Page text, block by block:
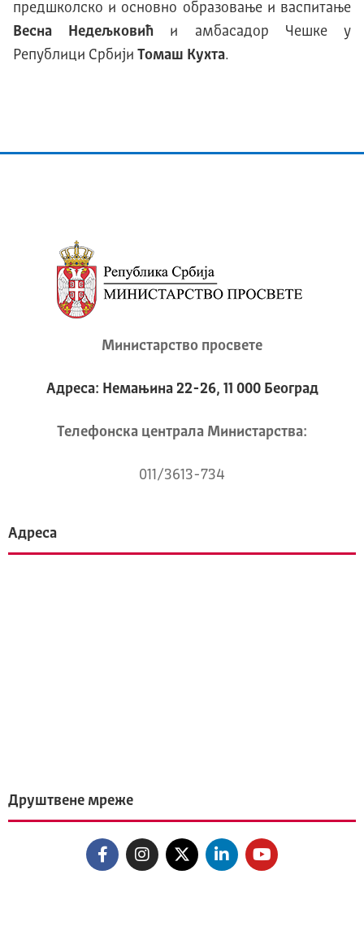
предшколско и основно образовање и васпитање
Весна Недељковић и амбасадор Чешке у
Републици Србији
Томаш Кухта.
Министарство просвете
Адреса: Немањина 22-26, 11 000 Београд
Телeфонска централа Mинистарства:
011/3613-734
Адреса
Друштвене мреже